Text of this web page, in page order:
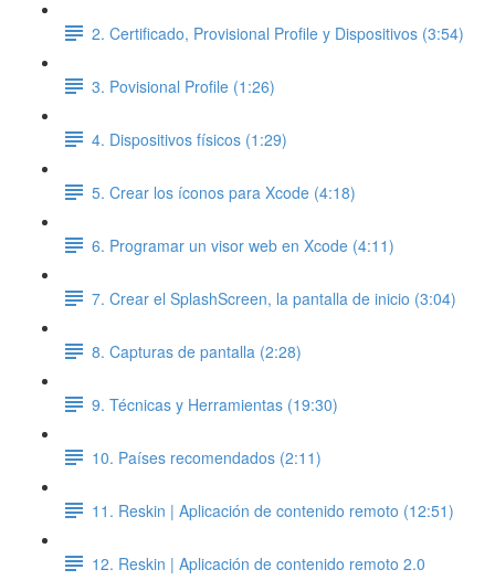
2. Certificado, Provisional Profile y Dispositivos (3:54)
3. Povisional Profile (1:26)
4. Dispositivos físicos (1:29)
5. Crear los íconos para Xcode (4:18)
6. Programar un visor web en Xcode (4:11)
7. Crear el SplashScreen, la pantalla de inicio (3:04)
8. Capturas de pantalla (2:28)
9. Técnicas y Herramientas (19:30)
10. Países recomendados (2:11)
11. Reskin | Aplicación de contenido remoto (12:51)
12. Reskin | Aplicación de contenido remoto 2.0